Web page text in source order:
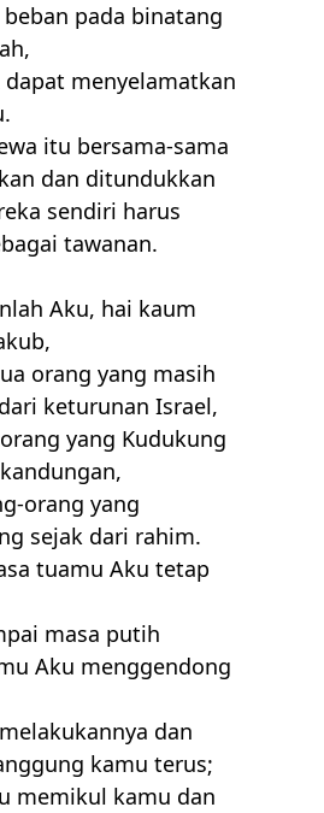
beban pada binatang
menyelamatkan
itu bersama-sama
dan ditundukkan
sendiri harus
tawanan.
Aku, hai kaum
orang yang masih
keturunan Israel,
yang Kudukung
orang yang
sejak dari rahim.
tuamu Aku tetap
masa putih
Aku menggendong
dan
kamu terus;
memikul kamu dan